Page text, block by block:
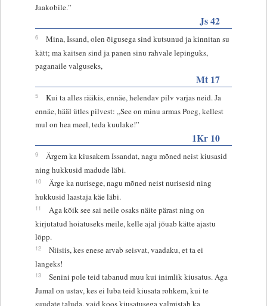
Jaakobile.”
Js 42
6
Mina, Issand, olen õigusega sind kutsunud ja kinnitan su
kätt; ma kaitsen sind ja panen sinu rahvale lepinguks,
paganaile valguseks,
Mt 17
5
Kui ta alles rääkis, ennäe, helendav pilv varjas neid. Ja
ennäe, hääl ütles pilvest: „See on minu armas Poeg, kellest
mul on hea meel, teda kuulake!”
1Kr 10
9
Ärgem ka kiusakem Issandat, nagu mõned neist kiusasid
ning hukkusid madude läbi.
10
Ärge ka nurisege, nagu mõned neist nurisesid ning
hukkusid laastaja käe läbi.
11
Aga kõik see sai neile osaks näite pärast ning on
kirjutatud hoiatuseks meile, kelle ajal jõuab kätte ajastu
lõpp.
12
Niisiis, kes enese arvab seisvat, vaadaku, et ta ei
langeks!
13
Senini pole teid tabanud muu kui inimlik kiusatus. Aga
Jumal on ustav, kes ei luba teid kiusata rohkem, kui te
suudate taluda, vaid koos kiusatusega valmistab ka